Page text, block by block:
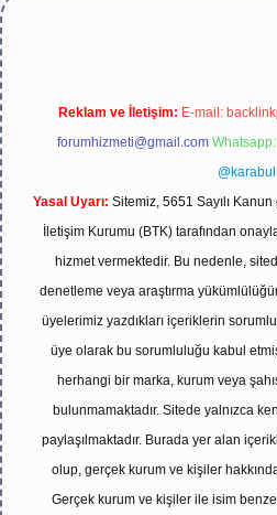
Reklam ve İletişim: E-mail:
forumhizmeti@gmail.com
@karabul
Yasal Uyarı: Sitemiz, 5651 Sayılı
İletişim Kurumu (BTK) tarafından
hizmet vermektedir. Bu nedenle,
denetleme veya araştırma
üyelerimiz yazdıkları içeriklerin
üye olarak bu sorumluluğu kabul
herhangi bir marka, kurum veya
bulunmamaktadır. Sitede yalnızca
paylaşılmaktadır. Burada yer alan
olup, gerçek kurum ve kişiler
Gerçek kurum ve kişiler ile isim